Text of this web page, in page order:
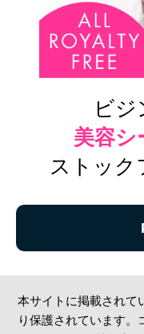
ビジ
美容シ
ストック
本サイトに掲載されて
り保護されています。